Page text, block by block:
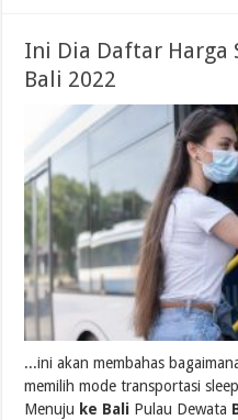
Ini Dia Daftar Harga
Bali 2022
...ini akan membahas
memilih mode transportasi
Menuju ke Bali Pulau Dewata